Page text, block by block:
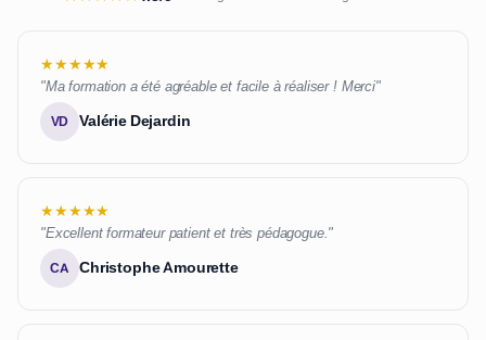
★★★★★
"Ma formation a été agréable et facile à réaliser ! Merci"
VD Valérie Dejardin
★★★★★
"Excellent formateur patient et très pédagogue."
CA Christophe Amourette